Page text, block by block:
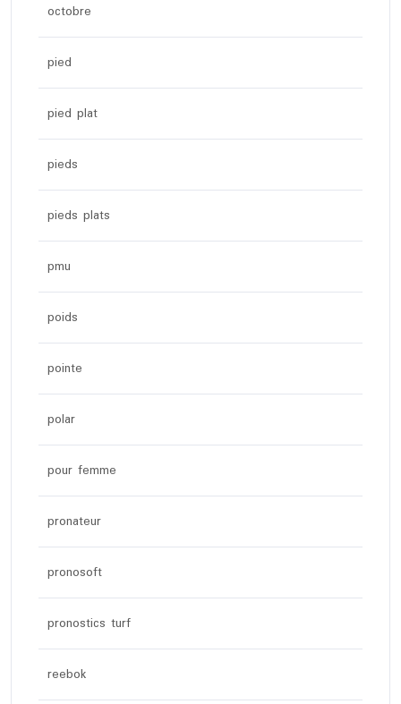
octobre
pied
pied plat
pieds
pieds plats
pmu
poids
pointe
polar
pour femme
pronateur
pronosoft
pronostics turf
reebok